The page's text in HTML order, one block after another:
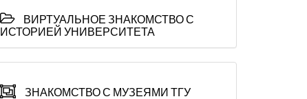
ВИРТУАЛЬНОЕ ЗНАКОМСТВО С
ИСТОРИЕЙ УНИВЕРСИТЕТА
ЗНАКОМСТВО С МУЗЕЯМИ ТГУ